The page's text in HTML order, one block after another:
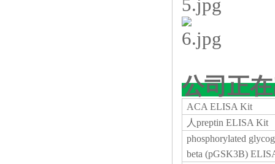
公司正
ACA ELISA Kit
人 preptin ELISA Kit
phosphorylated
beta (pGSK3B)